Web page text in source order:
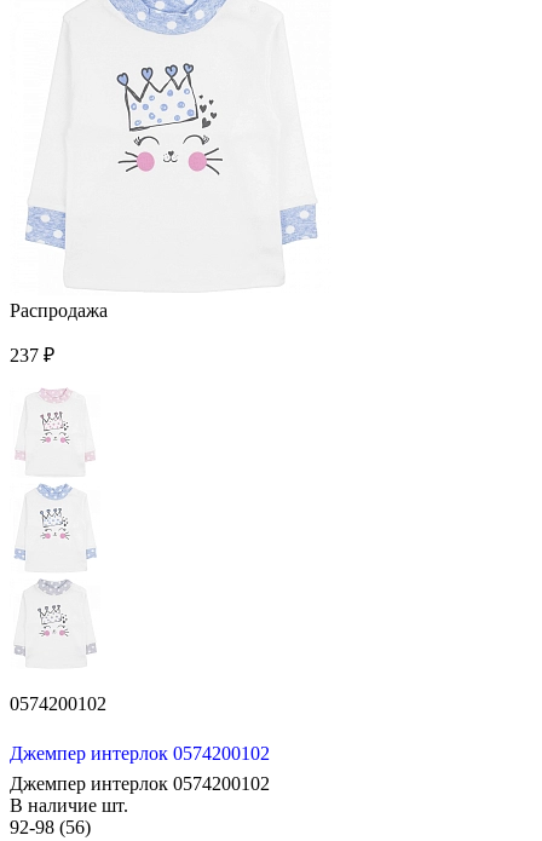
Распродажа
237 ₽
0574200102
Джемпер интерлок 0574200102
Джемпер интерлок 0574200102
В наличие шт.
92-98 (56)